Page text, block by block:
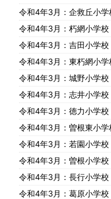
令和4年3月 ：企救丘小
令和4年3月 ：朽網小学
令和4年3月 ：吉田小学
令和4年3月 ：東朽網小
令和4年3月 ：城野小学
令和4年3月 ：志井小学
令和4年3月 ：徳力小学
令和4年3月 ：曽根東小
令和4年3月 ：若園小学
令和4年3月 ：曽根小学
令和4年3月 ：長行小学
令和4年3月 ：葛原小学